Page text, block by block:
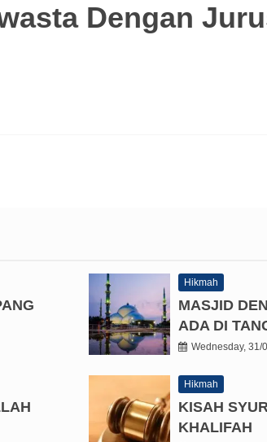
Dengan
Hikmah
MASJID
ADA DI
Wednesday, 31/
Hikmah
KISAH
KHALIFAH